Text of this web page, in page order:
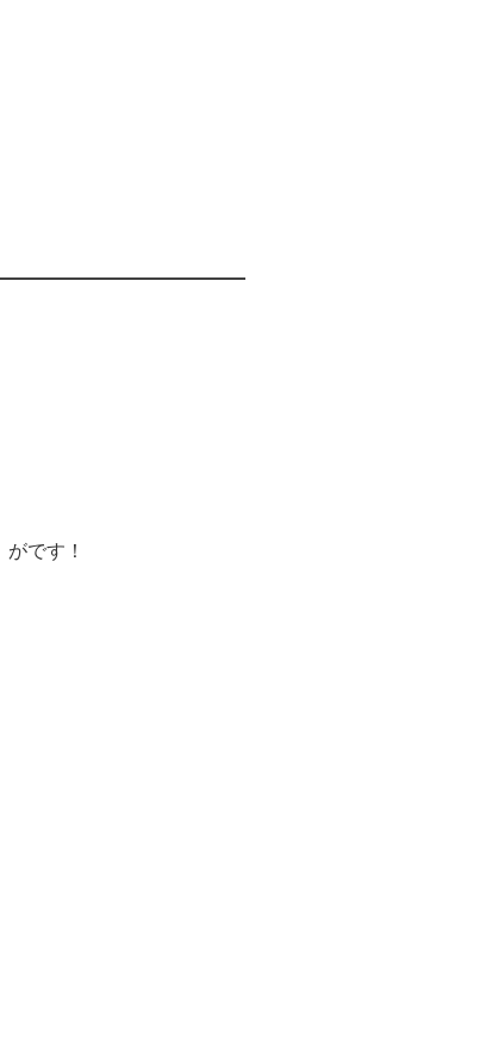
がです！